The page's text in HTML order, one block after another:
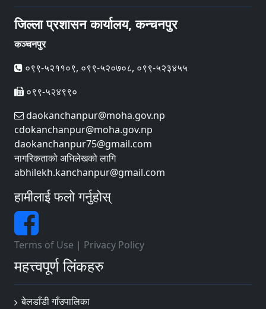
जिल्ला प्रशासन कार्यालय, कन्चनपुर
कञ्चनपुर
०९९-५२११०९, ०९९-५२०७०८, ०९९-५२३४५५
०९९-५२४९९०
daokanchanpur@moha.gov.np
cdokanchanpur@moha.gov.np
daokanchanpur75@gmail.com
नागरिकताको अभिलेखको लागि
abhilekh.kanchanpur@gmail.com
हामीलाई फलो गर्नुहोस्
Terms of Use | Privacy Policy
महत्त्वपूर्ण लिंकहरु
बेलडाँडी गाँउपालिका